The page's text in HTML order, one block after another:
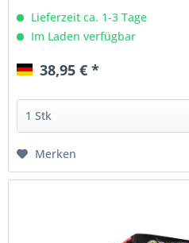
Lieferzeit ca. 1-3 Tage
Im Laden verfügbar
38,95 € *
Merken